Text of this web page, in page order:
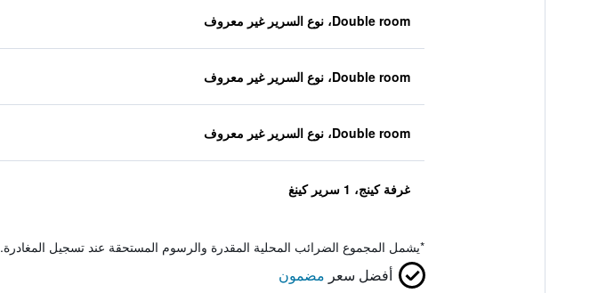
Double room، نوع السرير غير معروف
Double room، نوع السرير غير معروف
Double room، نوع السرير غير معروف
غرفة كينج، 1 سرير كينغ
*يشمل المجموع الضرائب المحلية المقدرة والرسوم المستحقة عند تسجيل المغادرة.
أفضل سعر مضمون